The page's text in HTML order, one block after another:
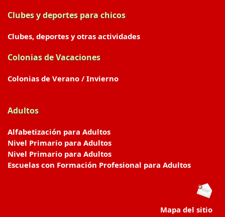
Clubes y deportes para chicos
Clubes, deportes y otras actividades
Colonias de Vacaciones
Colonias de Verano / Invierno
Adultos
Alfabetización para Adultos
Nivel Primario para Adultos
Nivel Primario para Adultos
Escuelas con Formación Profesional para Adultos
Mapa del sitio